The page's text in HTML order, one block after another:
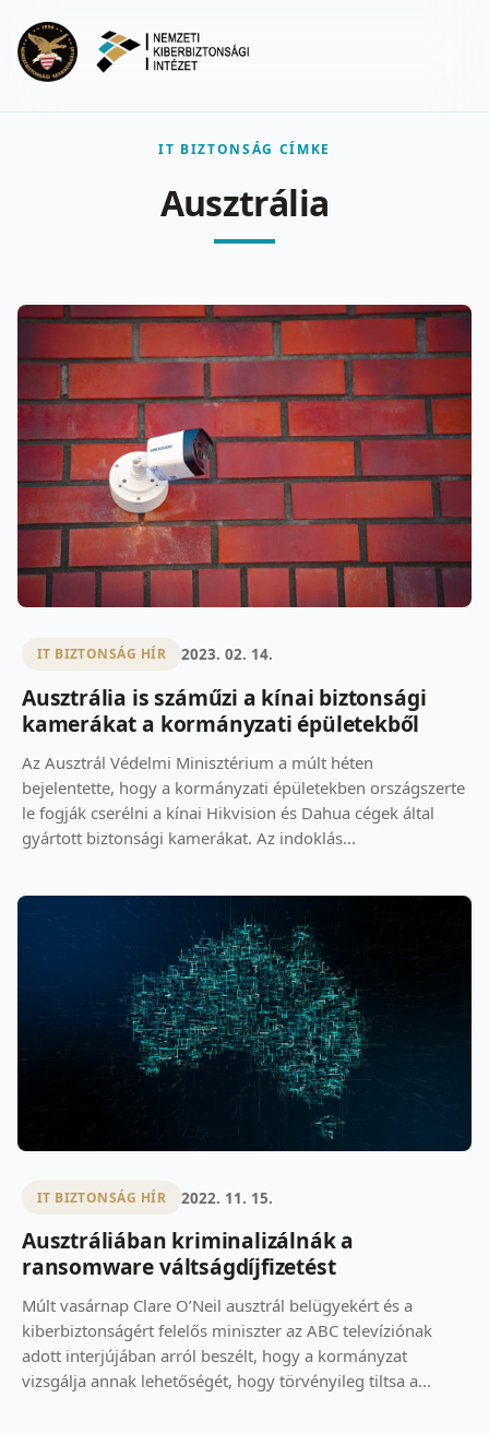
IT BIZTONSÁG CÍMKE
Ausztrália
IT BIZTONSÁG HÍR 2023. 02. 14.
Ausztrália is száműzi a kínai biztonsági
kamerákat a kormányzati épületekből
Az Ausztrál Védelmi Minisztérium a múlt héten
bejelentette, hogy a kormányzati épületekben országszerte
le fogják cserélni a kínai Hikvision és Dahua cégek által
gyártott biztonsági kamerákat. Az indoklás...
IT BIZTONSÁG HÍR 2022. 11. 15.
Ausztráliában kriminalizálnák a
ransomware váltságdíjfizetést
Múlt vasárnap Clare O’Neil ausztrál belügyekért és a
kiberbiztonságért felelős miniszter az ABC televíziónak
adott interjújában arról beszélt, hogy a kormányzat
vizsgálja annak lehetőségét, hogy törvényileg tiltsa a...